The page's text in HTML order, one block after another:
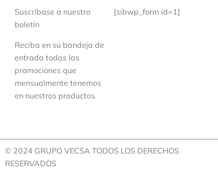
Suscríbase a nuestro
boletín
Reciba en su bandeja de
entrada todas las
promociones que
mensualmente tenemos
en nuestros productos.
[sibwp_form id=1]
© 2024 GRUPO VECSA TODOS LOS DERECHOS
RESERVADOS